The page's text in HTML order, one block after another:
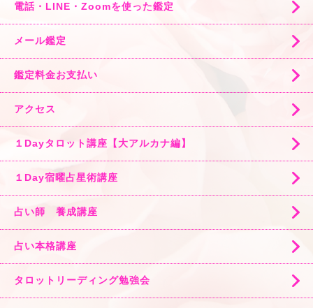
電話・LINE・Zoomを使った鑑定
メール鑑定
鑑定料金お支払い
アクセス
１Dayタロット講座【大アルカナ編】
１Day宿曜占星術講座
占い師 養成講座
占い本格講座
タロットリーディング勉強会